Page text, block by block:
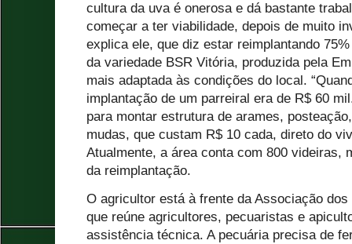
cultura da uva é onerosa e dá bastante
começar a ter viabilidade, depois de muito
explica ele, que diz estar reimplantando
da variedade BSR Vitória, produzida pela
mais adaptada às condições do local.
implantação de um parreiral era de R$ 60
para montar estrutura de arames,
mudas, que custam R$ 10 cada, direto do
Atualmente, a área conta com 800 videiras,
da reimplantação.
O agricultor está à frente da Associação
que reúne agricultores, pecuaristas e
assistência técnica. A pecuária precisa de